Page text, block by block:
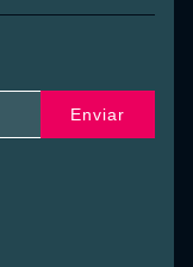
Enviar